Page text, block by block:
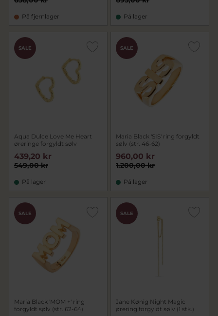
På fjernlager På lager
SALE
Aqua Dulce Love Me Heart
øreringe forgyldt sølv
549,00 kr
439,20 kr
På lager
SALE
Maria Black 'SIS' ring forgyldt
sølv (str. 46-62)
1.200,00 kr
960,00 kr
På lager
SALE
Maria Black 'MOM +' ring
forgyldt sølv (str. 62-64)
SALE
Jane Kønig Night Magic
ørering forgyldt sølv (1 stk.)